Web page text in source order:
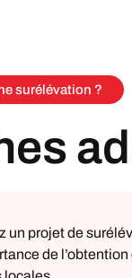
surélévation ?
un projet de
de